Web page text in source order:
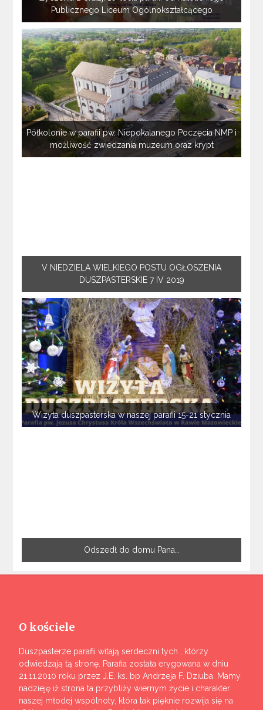
Publicznego Liceum Ogólnokształcącego
Półkolonie w parafii pw. Niepokalanego Poczęcia NMP i
możliwość zwiedzania muzeum oraz krypt
V NIEDZIELA WIELKIEGO POSTU OGŁOSZENIA
DUSZPASTERSKIE 7 IV 2019
Wizyta duszpasterska w naszej parafii 15-21 stycznia
Odszedł do domu Pana…
O kościele
Duszpasterze parafii witają serdeczni tych , którzy
odwiedzają tą stronę. Parafia została erygowana w dniu
21.11.2010 roku przez J.E. ks. bp Andrzeja F. Dziuba. Mamy
nadzieję iż strona ta przybliży wiernym życie i charakter
naszej młodej wspólnoty, która tak pięknie rozwija się na